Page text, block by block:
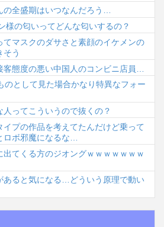
の全盛期はいつなんだろう…
様の匂いってどんな匂いするの？
てマスクのダサさと素顔のイケメンの
そう
客態度の悪い中国人のコンビニ店員…
のとして見た場合かなり特異なフォー
人ってこういうので抜くの？
イプの作品を考えてたんだけど乗って
ボ邪魔になるな…
出てくる方のジオングｗｗｗｗｗｗｗ
あると気になる…どういう原理で動い